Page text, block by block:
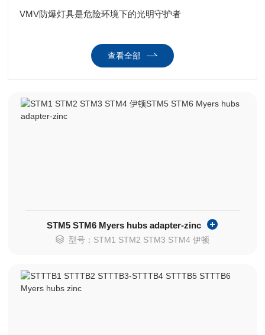
VMV防爆灯具是危险环境下的光明守护者
查看全部
STM5 STM6 Myers hubs adapter-zinc
型号：STM1 STM2 STM3 STM4 伊顿